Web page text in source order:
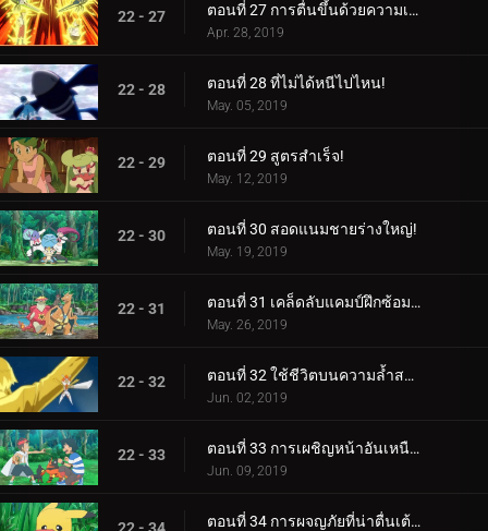
22 - 27 ตอนที่ 27 การตื่นขึ้นด้วยความเร็วสูง!
Apr. 28, 2019
22 - 28 ตอนที่ 28 ที่ไม่ได้หนีไปไหน!
May. 05, 2019
22 - 29 ตอนที่ 29 สูตรสำเร็จ!
May. 12, 2019
22 - 30 ตอนที่ 30 สอดแนมชายร่างใหญ่!
May. 19, 2019
22 - 31 ตอนที่ 31 เคล็ดลับแคมป์ฝึกซ้อมสุดร้อนแรง!
May. 26, 2019
22 - 32 ตอนที่ 32 ใช้ชีวิตบนความล้ำสมัย!
Jun. 02, 2019
22 - 33 ตอนที่ 33 การเผชิญหน้าอันเหนือกาลเวลา!
Jun. 09, 2019
ตอนที่ 34 การผจญภัยที่น่าตื่นเต้นของปิกาจู!